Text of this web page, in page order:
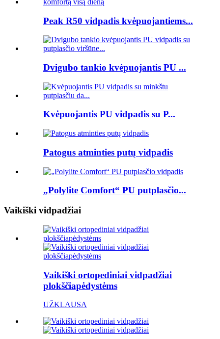
Peak R50 vidpadis kvėpuojantiems...
Dvigubo tankio kvėpuojantis PU ...
Kvėpuojantis PU vidpadis su P...
Patogus atminties putų vidpadis
„Polylite Comfort“ PU putplasčio...
Vaikiški vidpadžiai
Vaikiški ortopediniai vidpadžiai
plokščiapėdystėms
UŽKLAUSA